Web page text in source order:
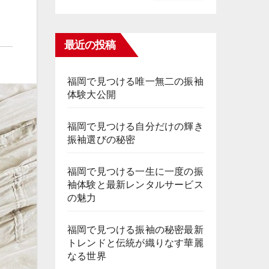
最近の投稿
福岡で見つける唯一無二の振袖
体験大公開
福岡で見つける自分だけの輝き
振袖選びの秘密
福岡で見つける一生に一度の振
袖体験と最新レンタルサービス
の魅力
福岡で見つける振袖の秘密最新
トレンドと伝統が織りなす華麗
なる世界